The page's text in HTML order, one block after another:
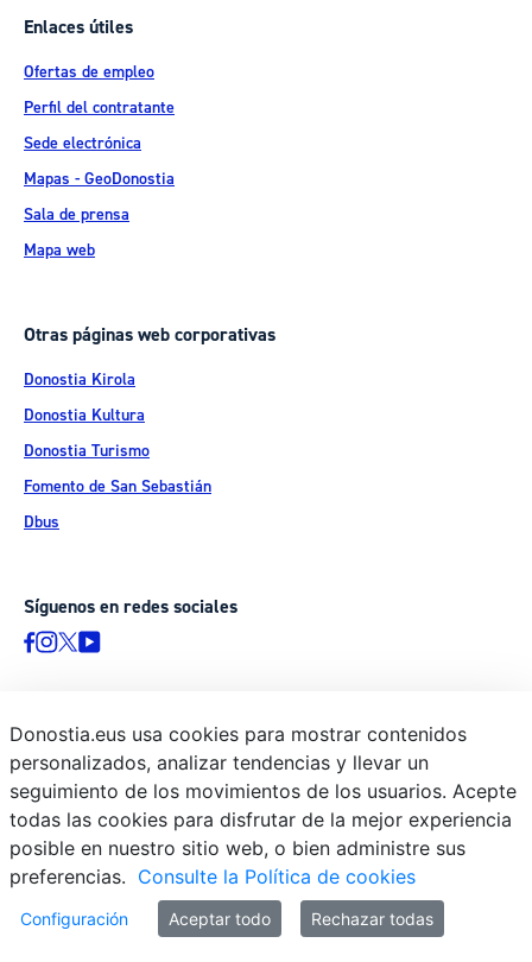
Enlaces útiles
Ofertas de empleo
Perfil del contratante
Sede electrónica
Mapas - GeoDonostia
Sala de prensa
Mapa web
Otras páginas web corporativas
Donostia Kirola
Donostia Kultura
Donostia Turismo
Fomento de San Sebastián
Dbus
Síguenos en redes sociales
© Donostiako Udala - Ayuntamiento de Donostia / San Sebastián
Ijentea 1, 20003 Donostia / San Sebastián
Aviso legal
Política de privacidad
Política de cookies
Declaración de accesibilidad
Donostia.eus usa cookies para mostrar contenidos
personalizados, analizar tendencias y llevar un
seguimiento de los movimientos de los usuarios. Acepte
todas las cookies para disfrutar de la mejor experiencia
posible en nuestro sitio web, o bien administre sus
preferencias. Consulte la Política de cookies
Configuración Aceptar todo Rechazar todas